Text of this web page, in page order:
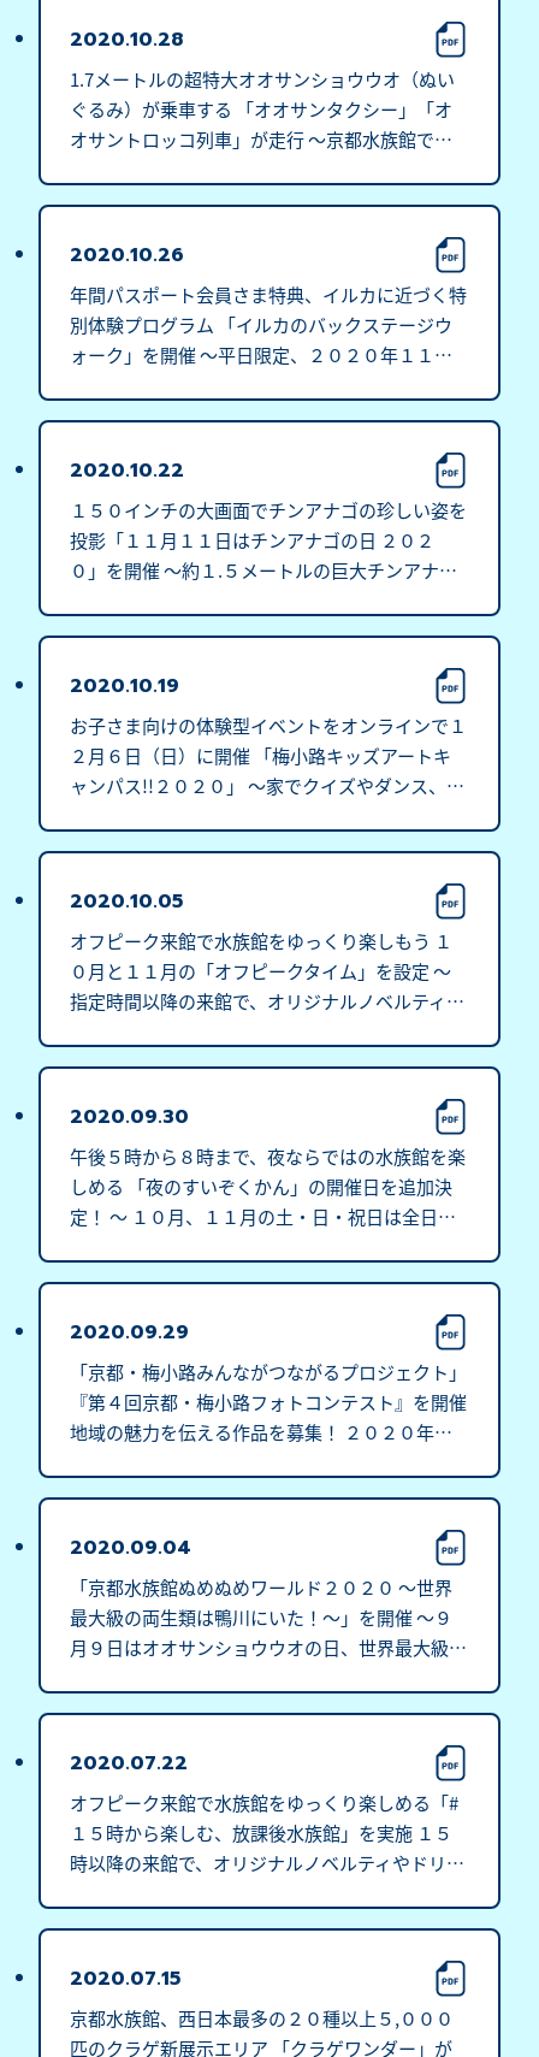
2020.10.28
1.7メートルの超特大オオサンショウウオ（ぬい
ぐるみ）が乗車する 「オオサンタクシー」「オ
オサントロッコ列車」が走行 ～京都水族館では
2020.10.26
年間パスポート会員さま特典、イルカに近づく特
別体験プログラム 「イルカのバックステージウ
ォーク」を開催 ～平日限定、２０２０年１１月
2020.10.22
１５０インチの大画面でチンアナゴの珍しい姿を
投影「１１月１１日はチンアナゴの日 ２０２
０」を開催 ～約１.５メートルの巨大チンアナゴ
2020.10.19
お子さま向けの体験型イベントをオンラインで１
２月６日（日）に開催 「梅小路キッズアートキ
ャンパス!!２０２０」 ～家でクイズやダンス、工
2020.10.05
オフピーク来館で水族館をゆっくり楽しもう １
０月と１１月の「オフピークタイム」を設定 ～
指定時間以降の来館で、オリジナルノベルティを
2020.09.30
午後５時から８時まで、夜ならではの水族館を楽
しめる 「夜のすいぞくかん」の開催日を追加決
定！ ～ １０月、１１月の土・日・祝日は全日開
2020.09.29
「京都・梅小路みんながつながるプロジェクト」
『第４回京都・梅小路フォトコンテスト』を開催
地域の魅力を伝える作品を募集！ ２０２０年１
2020.09.04
「京都水族館ぬめぬめワールド２０２０ ～世界
最大級の両生類は鴨川にいた！～」を開催 ～９
月９日はオオサンショウウオの日、世界最大級の
2020.07.22
オフピーク来館で水族館をゆっくり楽しめる「#
１５時から楽しむ、放課後水族館」を実施 １５
時以降の来館で、オリジナルノベルティやドリン
2020.07.15
京都水族館、西日本最多の２０種以上５,０００
匹のクラゲ新展示エリア 「クラゲワンダー」が